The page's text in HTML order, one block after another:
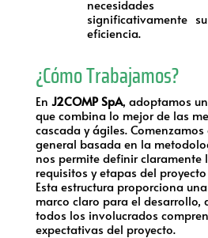
significativamente
eficiencia.
¿Cómo Trabajamos?
En J2COMP SpA, adoptamos
que combina lo mejor de las
cascada y ágiles.
general basada en la
nos permite definir claramente
requisitos y etapas del
Esta estructura proporciona
marco claro para el desarrollo,
todos los involucrados
expectativas del proyecto.